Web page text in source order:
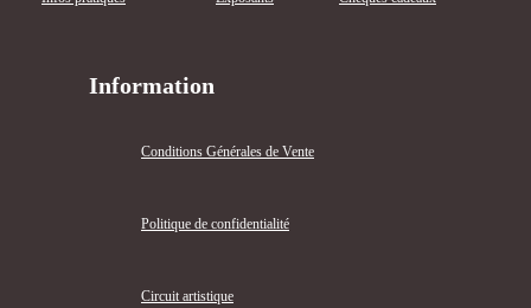
Information
Conditions Générales de Vente
Politique de confidentialité
Circuit artistique